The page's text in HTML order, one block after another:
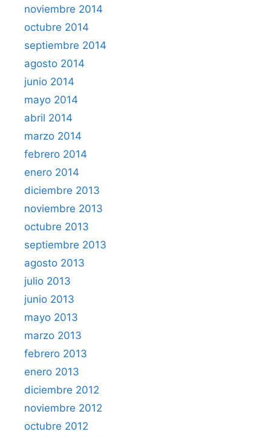
noviembre 2014
octubre 2014
septiembre 2014
agosto 2014
junio 2014
mayo 2014
abril 2014
marzo 2014
febrero 2014
enero 2014
diciembre 2013
noviembre 2013
octubre 2013
septiembre 2013
agosto 2013
julio 2013
junio 2013
mayo 2013
marzo 2013
febrero 2013
enero 2013
diciembre 2012
noviembre 2012
octubre 2012